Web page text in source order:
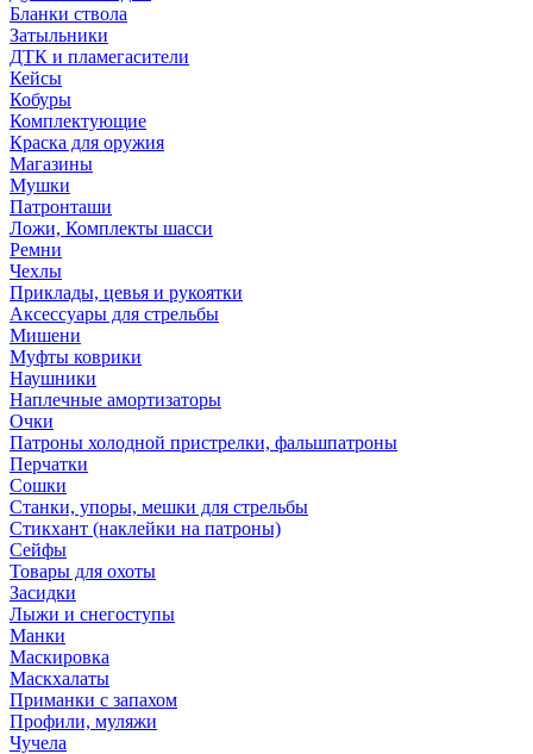
Бланки ствола
Затыльники
ДТК и пламегасители
Кейсы
Кобуры
Комплектующие
Краска для оружия
Магазины
Мушки
Патронташи
Ложи, Комплекты шасси
Ремни
Чехлы
Приклады, цевья и рукоятки
Аксессуары для стрельбы
Мишени
Муфты коврики
Наушники
Наплечные амортизаторы
Очки
Патроны холодной пристрелки, фальшпатроны
Перчатки
Сошки
Станки, упоры, мешки для стрельбы
Стикхант (наклейки на патроны)
Сейфы
Товары для охоты
Засидки
Лыжи и снегоступы
Манки
Маскировка
Маскхалаты
Приманки с запахом
Профили, муляжи
Чучела